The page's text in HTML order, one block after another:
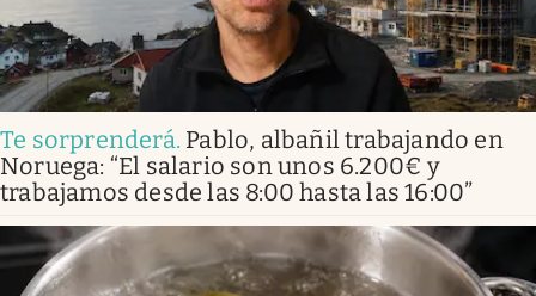
Te sorprenderá. Pablo, albañil trabajando en
Noruega: “El salario son unos 6.200€ y
trabajamos desde las 8:00 hasta las 16:00”